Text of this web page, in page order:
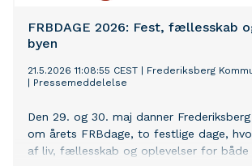
FRBDAGE 2026: Fest, fællesskab
byen
21.5.2026 11:08:55 CEST
Frederiksberg
Pressemeddelelse
Den 29. og 30. maj danner
om årets FRBdage, to festlige dage,
af liv, fællesskab og oplevelser for både